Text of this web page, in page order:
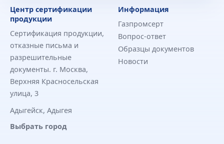
Центр сертификации
продукции
Сертификация продукции,
отказные письма и
разрешительные
документы. г. Москва,
Верхняя Красносельская
улица, 3
Адыгейск, Адыгея
Выбрать город
Информация
Газпромсерт
Вопрос-ответ
Образцы документов
Новости